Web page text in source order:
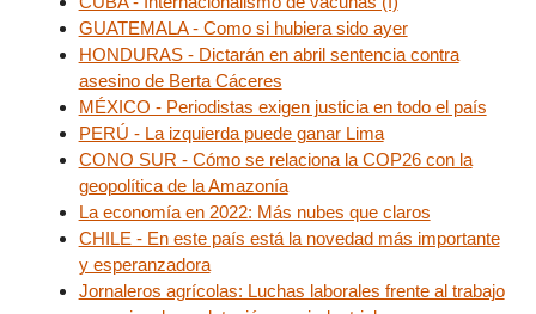
GUATEMALA - Como si hubiera sido ayer
HONDURAS - Dictarán en abril sentencia contra
asesino de Berta Cáceres
MÉXICO - Periodistas exigen justicia en todo el país
PERÚ - La izquierda puede ganar Lima
CONO SUR - Cómo se relaciona la COP26 con la
geopolítica de la Amazonía
La economía en 2022: Más nubes que claros
CHILE - En este país está la novedad más importante
y esperanzadora
Jornaleros agrícolas: Luchas laborales frente al trabajo